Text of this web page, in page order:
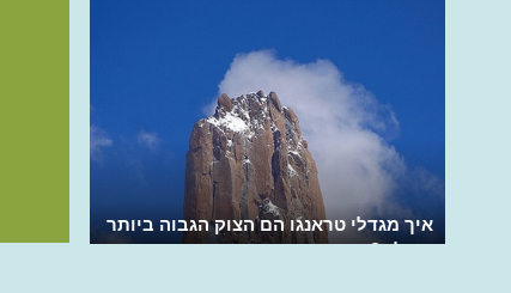
איך מגדלי טראנגו הם הצוק הגבוה ביותר
בעולם?